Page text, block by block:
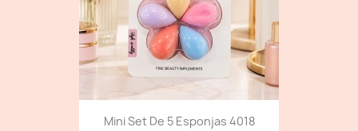
Mini Set De 5 Esponjas 4018